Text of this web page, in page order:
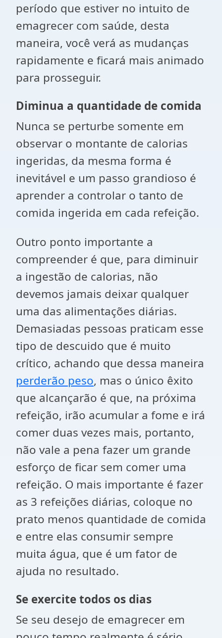
período que estiver no intuito de
emagrecer com saúde, desta
maneira, você verá as mudanças
rapidamente e ficará mais animado
para prosseguir.
Diminua a quantidade de comida
Nunca se perturbe somente em
observar o montante de calorias
ingeridas, da mesma forma é
inevitável e um passo grandioso é
aprender a controlar o tanto de
comida ingerida em cada refeição.
Outro ponto importante a
compreender é que, para diminuir
a ingestão de calorias, não
devemos jamais deixar qualquer
uma das alimentações diárias.
Demasiadas pessoas praticam esse
tipo de descuido que é muito
crítico, achando que dessa maneira
perderão peso, mas o único êxito
que alcançarão é que, na próxima
refeição, irão acumular a fome e irá
comer duas vezes mais, portanto,
não vale a pena fazer um grande
esforço de ficar sem comer uma
refeição. O mais importante é fazer
as 3 refeições diárias, coloque no
prato menos quantidade de comida
e entre elas consumir sempre
muita água, que é um fator de
ajuda no resultado.
Se exercite todos os dias
Se seu desejo de emagrecer em